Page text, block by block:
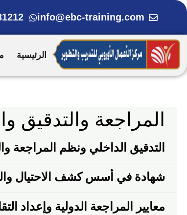
تخطي
المحتوى
info@ebc-training.com
الرئيسية
المراجعة والتدقيق
التدقيق الداخلي ونظم المراجعة
‏شهادة في أسس كشف الاحتيال
معايير المراجعة الدولية وإعداد